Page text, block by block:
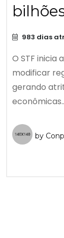
983 dias
O STF inicia
modificar
gerando
by